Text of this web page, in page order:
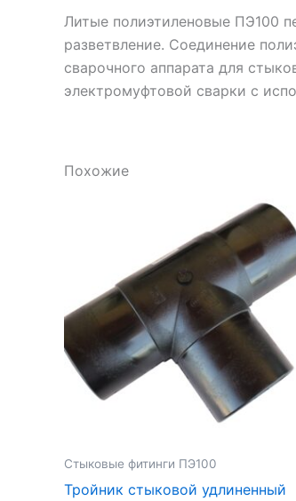
Литые полиэтиленовые ПЭ100
разветвление. Соединение
сварочного аппарата для
электромуфтовой сварки с
Похожие
Стыковые фитинги ПЭ100
Тройник стыковой удлиненный